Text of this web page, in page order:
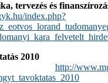
tervezés és
index.php?
2010
http://